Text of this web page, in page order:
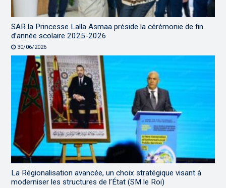
SAR la Princesse Lalla Asmaa préside la cérémonie de fin
d’année scolaire 2025-2026
30/06/2026
La Régionalisation avancée, un choix stratégique visant à
moderniser les structures de l’État (SM le Roi)